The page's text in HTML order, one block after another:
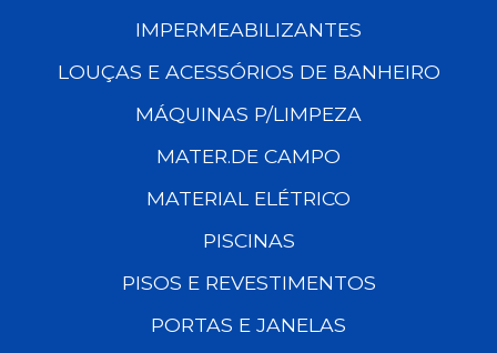
IMPERMEABILIZANTES
LOUÇAS E ACESSÓRIOS DE BANHEIRO
MÁQUINAS P/LIMPEZA
MATER.DE CAMPO
MATERIAL ELÉTRICO
PISCINAS
PISOS E REVESTIMENTOS
PORTAS E JANELAS